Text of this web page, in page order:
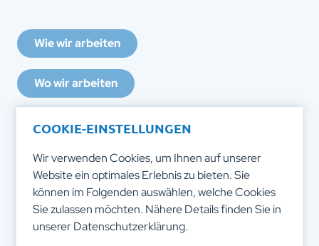
COOKIE-EINSTELLUNGEN
Wir verwenden Cookies, um Ihnen auf unserer
Website ein optimales Erlebnis zu bieten. Sie
können im Folgenden auswählen, welche Cookies
Sie zulassen möchten. Nähere Details finden Sie in
unsererDatenschutzerklärung.
Wie wir arbeiten
Wo wir arbeiten
Was unsere Arbeit bewirkt
RAIN WORKER Training buchen